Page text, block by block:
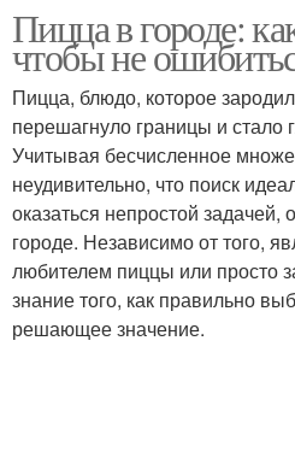
коржах
Начинки для пиццы
Гавайская пицца
Пицца в городе:
чтобы не
Пицца, блюдо, которое
перешагнуло границы и
Учитывая бесчисленное
неудивительно, что поиск
оказаться непростой
городе. Независимо от того,
любителем пиццы или просто
знание того, как правильно
решающее значение.